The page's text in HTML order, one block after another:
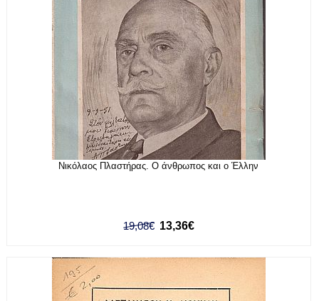
Νικόλαος Πλαστήρας. Ο άνθρωπος και ο Έλλην
19,08€ 13,36€